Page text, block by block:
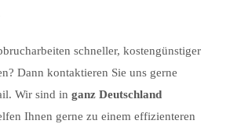
schneller, kostengünstiger
Dann kontaktieren Sie uns gerne
Wir sind in ganz Deutschland
Ihnen gerne zu einem effizienteren